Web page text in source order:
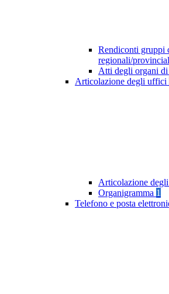
Rendiconti gruppi
regionali/
Atti degli organi
Articolazione degli uffici
Articolazione
Organigramma 1
Telefono e posta